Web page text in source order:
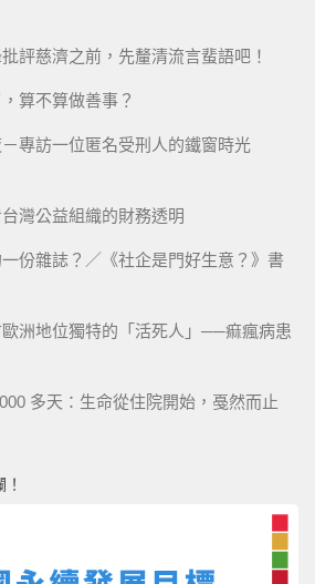
評慈濟之前，先釐清流言蜚語吧！
算不算做善事？
專訪一位匿名受刑人的鐵窗時光
灣公益組織的財務透明
一份雜誌？／《社企是門好生意？》書
歐洲地位獨特的「活死人」──痲瘋病患
多天：生命從住院開始，戞然而止